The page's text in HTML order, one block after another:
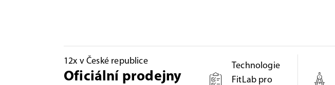
12x v České republice
Oficiální prodejny
Technologie
FitLab pro